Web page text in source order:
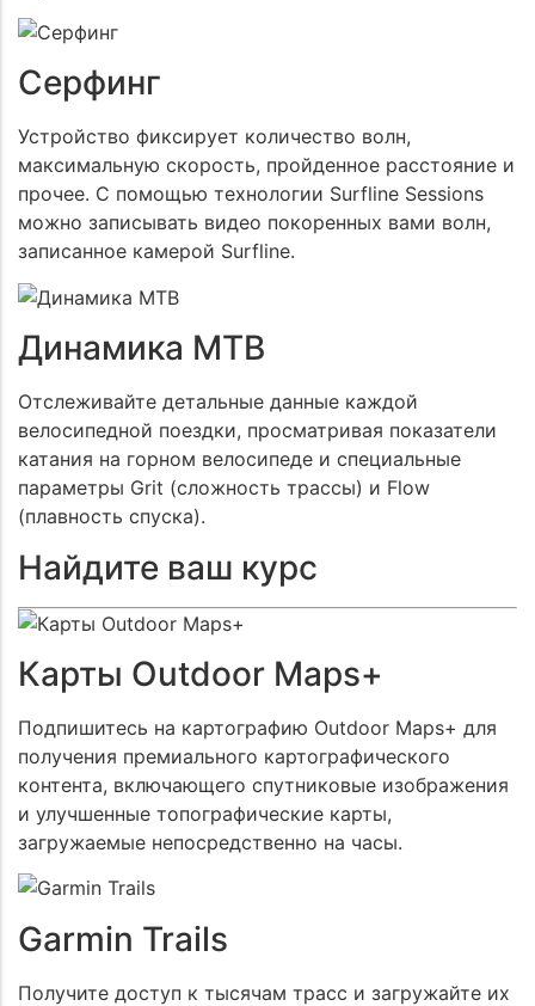
Серфинг
Устройство фиксирует количество волн,
максимальную скорость, пройденное расстояние и
прочее. С помощью технологии Surfline Sessions
можно записывать видео покоренных вами волн,
записанное камерой Surfline.
Динамика MTB
Отслеживайте детальные данные каждой
велосипедной поездки, просматривая показатели
катания на горном велосипеде и специальные
параметры Grit (сложность трассы) и Flow
(плавность спуска).
Найдите ваш курс
Карты Outdoor Maps+
Подпишитесь на картографию Outdoor Maps+ для
получения премиального картографического
контента, включающего спутниковые изображения
и улучшенные топографические карты,
загружаемые непосредственно на часы.
Garmin Trails
Получите доступ к тысячам трасс и загружайте их